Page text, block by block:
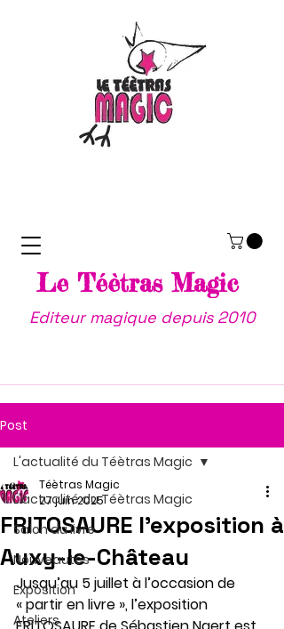
Le Téètras Magic
Editeur magique depuis 2010
Post
L'actualité du Téètras Magic
Salon du livre
Nouveautés
Exposition
Ateliers
L'actualité du Téètras Magic
FRITOSAURE l'exposition à
Auxy-le-Château
Téètras Magic
27 juin 2025
Jusqu’au 5 juillet à l’occasion de
« partir en livre », l’exposition